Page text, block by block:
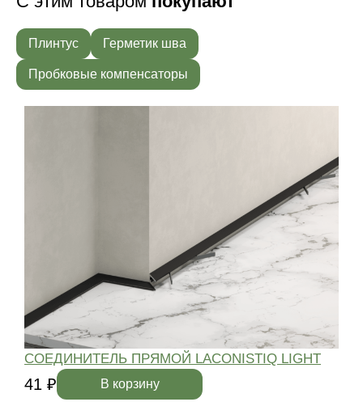
Плинтус Герметик шва
Пробковые компенсаторы
СОЕДИНИТЕЛЬ ПРЯМОЙ LACONISTIQ LIGHT
41 ₽ В корзину